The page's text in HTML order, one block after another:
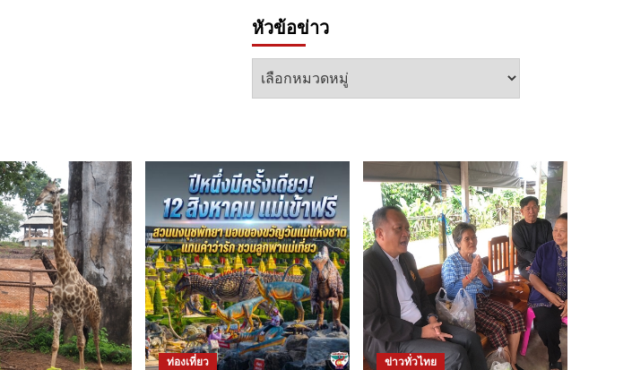
หัวข้อข่าว
หัวข้อ
ท่องเที่ยว ข่าวทั่วไทย